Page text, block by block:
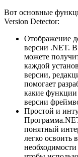
Вот основные
Version Detector:
Отображение
версии .NET. В
можете
каждой
версии,
помогает
какие
версии
Простой и
понятный
легко освоить